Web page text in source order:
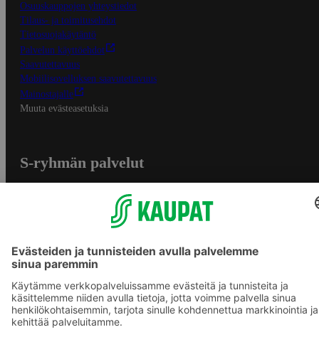
Osuuskauppojen yhteystiedot
Tilaus- ja toimitusehdot
Tietosuojakäytäntö
Palvelun käyttöehdot
Saavutettavuus
Mobiilisovelluksen saavutettavuus
Mainostajalle
Muuta evästeasetuksia
S-ryhmän palvelut
S-ostoslista -sovellus
Prisma.fi
Sokos.fi
S-Pankki
Yhteishyvä
Sokos Hotels